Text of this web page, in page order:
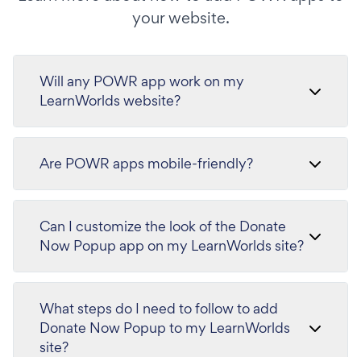
your website.
Will any POWR app work on my
LearnWorlds website?
Are POWR apps mobile-friendly?
Can I customize the look of the Donate
Now Popup app on my LearnWorlds site?
What steps do I need to follow to add
Donate Now Popup to my LearnWorlds
site?